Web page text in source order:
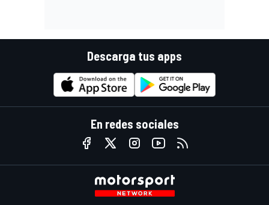
Descarga tus apps
En redes sociales